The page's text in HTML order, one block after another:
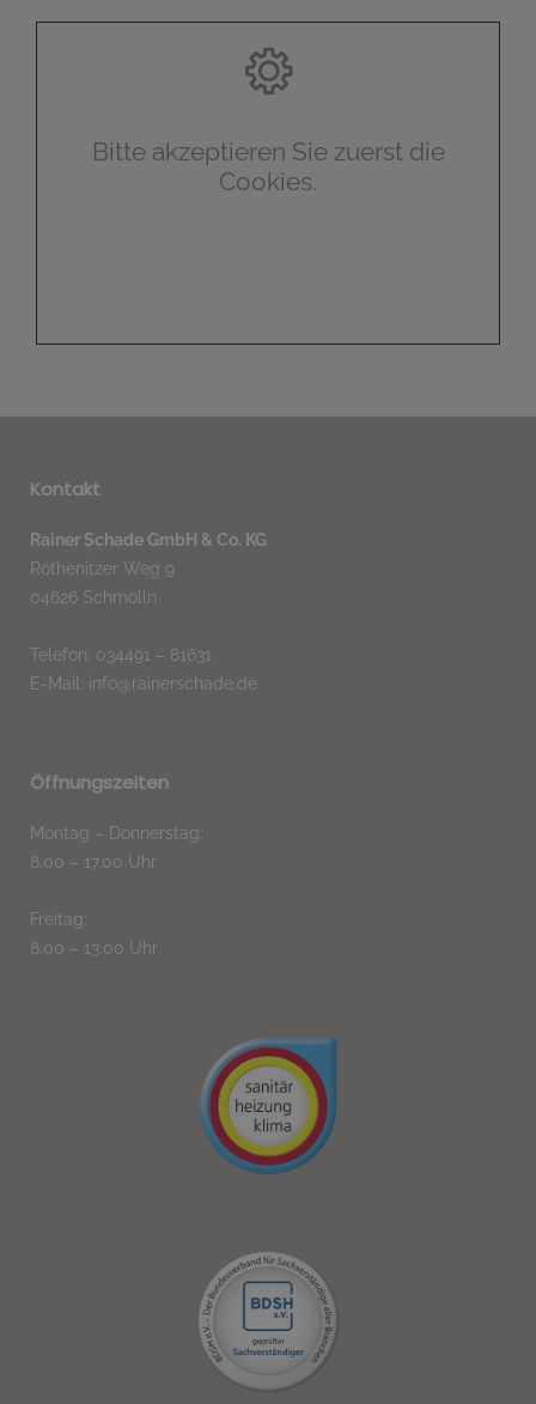
Bitte akzeptieren Sie zuerst die
Cookies.
Kontakt
Rainer Schade GmbH & Co. KG
Röthenitzer Weg 9
04626 Schmölln
Telefon: 034491 – 81631
E-Mail: info@rainerschade.de
Öffnungszeiten
Montag – Donnerstag:
8.00 – 17.00 Uhr
Freitag:
8.00 – 13.00 Uhr